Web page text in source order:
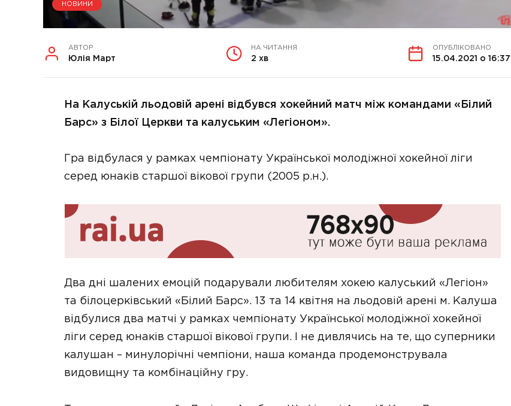
НОВИНИ
АВТОР
Юлія Март
НА ЧИТАННЯ
2 хв
ОПУБЛІКОВАНО
15.04.2021 о 16:37
На Калуській льодовій арені відбувся хокейний матч між командами «Білий
Барс» з Білої Церкви та калуським «Легіоном».
Гра відбулася у рамках чемпіонату Української молодіжної хокейної ліги
серед юнаків старшої вікової групи (2005 р.н.).
Два дні шалених емоцій подарували любителям хокею калуський «Легіон»
та білоцерківський «Білий Барс». 13 та 14 квітня на льодовій арені м. Калуша
відбулися два матчі у рамках чемпіонату Української молодіжної хокейної
ліги серед юнаків старшої вікової групи. І не дивлячись на те, що суперники
калушан – минулорічні чемпіони, наша команда продемонструвала
видовищну та комбінаційну гру.